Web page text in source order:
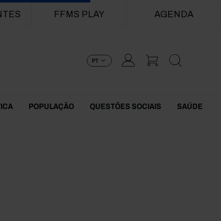
FFMS PLAY AGENDA
PT
POPULAÇÃO QUESTÕES SOCIAIS SAÚDE